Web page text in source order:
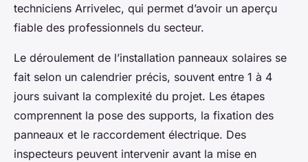
techniciens Arrivelec, qui permet d’avoir un aperçu
fiable des professionnels du secteur.
Le déroulement de l’installation panneaux solaires se
fait selon un calendrier précis, souvent entre 1 à 4
jours suivant la complexité du projet. Les étapes
comprennent la pose des supports, la fixation des
panneaux et le raccordement électrique. Des
inspecteurs peuvent intervenir avant la mise en